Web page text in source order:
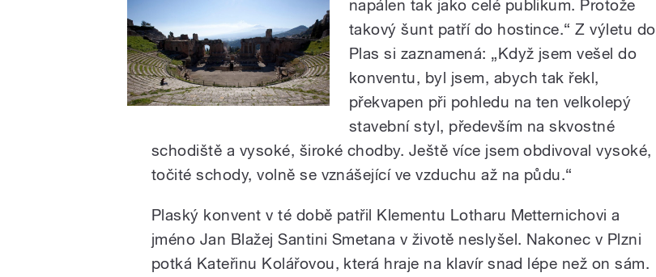
napálen tak jako celé publikum. Protože
takový šunt patří do hostince.“ Z výletu do
Plas si zaznamená: „Když jsem vešel do
konventu, byl jsem, abych tak řekl,
překvapen při pohledu na ten velkolepý
stavební styl, především na skvostné
schodiště a vysoké, široké chodby. Ještě více jsem obdivoval vysoké,
točité schody, volně se vznášející ve vzduchu až na půdu.“
Plaský konvent v té době patřil Klementu Lotharu Metternichovi a
jméno Jan Blažej Santini Smetana v životě neslyšel. Nakonec v Plzni
potká Kateřinu Kolářovou, která hraje na klavír snad lépe než on sám.